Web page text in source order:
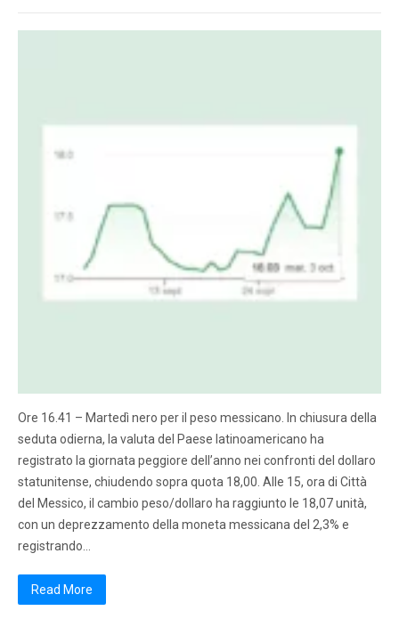
Ore 16.41 – Martedì nero per il peso messicano. In chiusura della
seduta odierna, la valuta del Paese latinoamericano ha
registrato la giornata peggiore dell’anno nei confronti del dollaro
statunitense, chiudendo sopra quota 18,00. Alle 15, ora di Città
del Messico, il cambio peso/dollaro ha raggiunto le 18,07 unità,
con un deprezzamento della moneta messicana del 2,3% e
registrando…
Read More